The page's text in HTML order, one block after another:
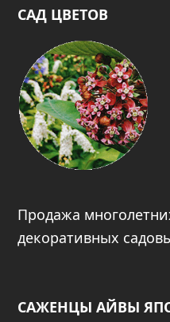
САД ЦВЕТОВ
Продажа
декоративных
САЖЕНЦЫ АЙВЫ